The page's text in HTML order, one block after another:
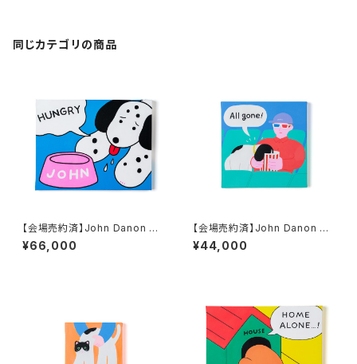
同じカテゴリの商品
【会場売約済】John Danon 原
画E 「HUNGRY!」
¥66,000
【会場売約済】John Danon 原
画N 「All gone!」
¥44,000